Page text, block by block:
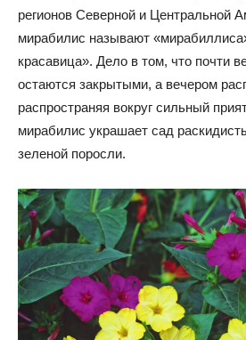
регионов Северной и Центральной
мирабилис называют
красавица». Дело в том, что почти
остаются закрытыми, а вечером
распространяя вокруг сильный
мирабилис украшает сад
зеленой поросли.